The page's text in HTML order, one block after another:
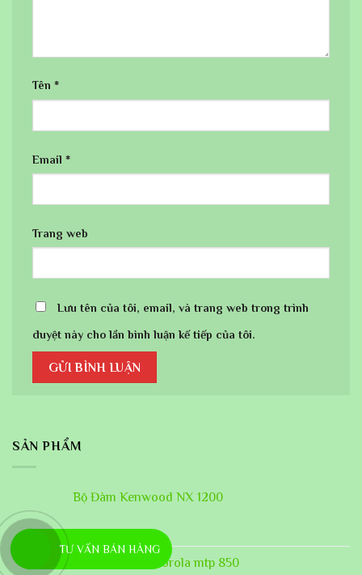
Tên *
Email *
Trang web
Lưu tên của tôi, email, và trang web trong trình
duyệt này cho lần bình luận kế tiếp của tôi.
SẢN PHẨM
Bộ Đàm Kenwood NX 1200
Sạc bộ đàm motorola mtp 850
TƯ VẤN BÁN HÀNG